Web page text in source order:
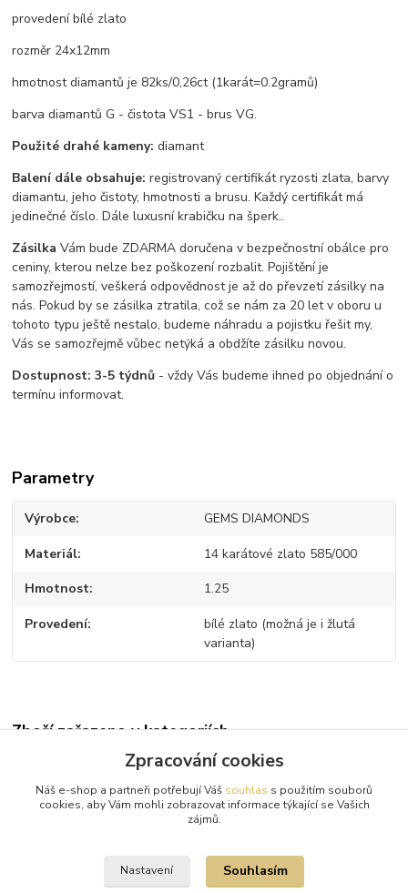
provedení bílé zlato
rozměr 24x12mm
hmotnost diamantů je 82ks/0,26ct (1karát=0.2gramů)
barva diamantů G - čistota VS1 - brus VG.
Použité drahé kameny: diamant
Balení dále obsahuje: registrovaný certifikát ryzosti zlata, barvy
diamantu, jeho čistoty, hmotnosti a brusu. Každý certifikát má
jedinečné číslo. Dále luxusní krabičku na šperk..
Zásilka Vám bude ZDARMA doručena v bezpečnostní obálce pro
ceniny, kterou nelze bez poškození rozbalit. Pojištění je
samozřejmostí, veškerá odpovědnost je až do převzetí zásilky na
nás. Pokud by se zásilka ztratila, což se nám za 20 let v oboru u
tohoto typu ještě nestalo, budeme náhradu a pojistku řešit my,
Vás se samozřejmě vůbec netýká a obdžíte zásilku novou.
Dostupnost:3-5 týdnů - vždy Vás budeme ihned po objednání o
termínu informovat.
Parametry
Výrobce GEMS DIAMONDS
Materiál 14 karátové zlato 585/000
Hmotnost 1.25
Provedení
bílé zlato (možná je i žlutá
varianta)
Zboží zařazeno v kategoriích
Diamantové přívěsky
Bílé zlato
Zpracování cookies
Náš e-shop a partneři potřebují Váš souhlas s použitím souborů
cookies, aby Vám mohli zobrazovat informace týkající se Vašich
zájmů.
Nastavení Souhlasím